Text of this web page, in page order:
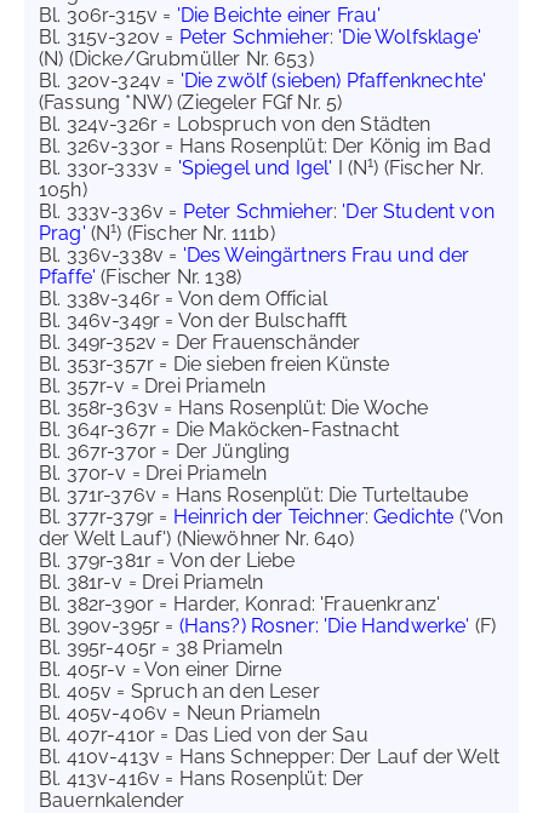
Bl. 306r-315v = 'Die Beichte einer Frau'
Bl. 315v-320v = Peter Schmieher: 'Die Wolfsklage'
(N) (Dicke/Grubmüller Nr. 653)
Bl. 320v-324v = 'Die zwölf (sieben) Pfaffenknechte'
(Fassung *NW) (Ziegeler FGf Nr. 5)
Bl. 324v-326r = Lobspruch von den Städten
Bl. 326v-330r = Hans Rosenplüt: Der König im Bad
Bl. 330r-333v = 'Spiegel und Igel' I (N1) (Fischer Nr.
105h)
Bl. 333v-336v = Peter Schmieher: 'Der Student von
Prag' (N1) (Fischer Nr. 111b)
Bl. 336v-338v = 'Des Weingärtners Frau und der
Pfaffe' (Fischer Nr. 138)
Bl. 338v-346r = Von dem Official
Bl. 346v-349r = Von der Bulschafft
Bl. 349r-352v = Der Frauenschänder
Bl. 353r-357r = Die sieben freien Künste
Bl. 357r-v = Drei Priameln
Bl. 358r-363v = Hans Rosenplüt: Die Woche
Bl. 364r-367r = Die Maköcken-Fastnacht
Bl. 367r-370r = Der Jüngling
Bl. 370r-v = Drei Priameln
Bl. 371r-376v = Hans Rosenplüt: Die Turteltaube
Bl. 377r-379r = Heinrich der Teichner:Gedichte ('Von
der Welt Lauf') (Niewöhner Nr. 640)
Bl. 379r-381r = Von der Liebe
Bl. 381r-v = Drei Priameln
Bl. 382r-390r = Harder, Konrad: 'Frauenkranz'
Bl. 390v-395r = (Hans?) Rosner: 'Die Handwerke' (F)
Bl. 395r-405r = 38 Priameln
Bl. 405r-v = Von einer Dirne
Bl. 405v = Spruch an den Leser
Bl. 405v-406v = Neun Priameln
Bl. 407r-410r = Das Lied von der Sau
Bl. 410v-413v = Hans Schnepper: Der Lauf der Welt
Bl. 413v-416v = Hans Rosenplüt: Der
Bauernkalender